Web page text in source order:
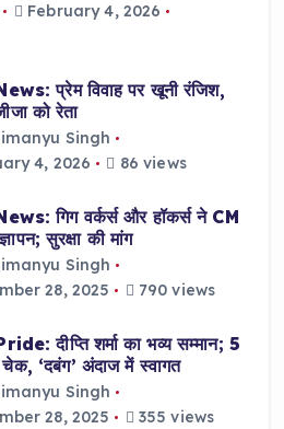
February 4, 2026
प्रेम विवाह पर खूनी रंजिश,
को रेता
Singh
4, 2026
86 views
गिग वर्कर्स और हॉकर्स ने CM
सुरक्षा की मांग
Singh
28, 2025
790 views
दीप्ति शर्मा का भव्य सम्मान; 5
‘दबंग’ अंदाज में स्वागत
Singh
28, 2025
355 views